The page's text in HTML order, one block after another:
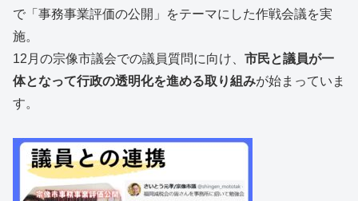
で「事務事業評価の公開」をテーマにした作戦会議を実
施。
12月の宗像市議会での議員質問に向け、 市民と議員が一
体となって行政の透明化を進める取り組みが始まっていま
す。